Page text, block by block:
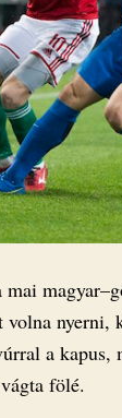
nyerni,
a kapus,
fölé.